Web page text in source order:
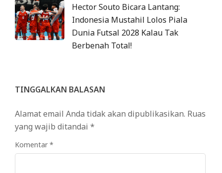
Hector Souto Bicara Lantang:
Indonesia Mustahil Lolos Piala
Dunia Futsal 2028 Kalau Tak
Berbenah Total!
TINGGALKAN BALASAN
Alamat email Anda tidak akan dipublikasikan. Ruas
yang wajib ditandai *
Komentar *